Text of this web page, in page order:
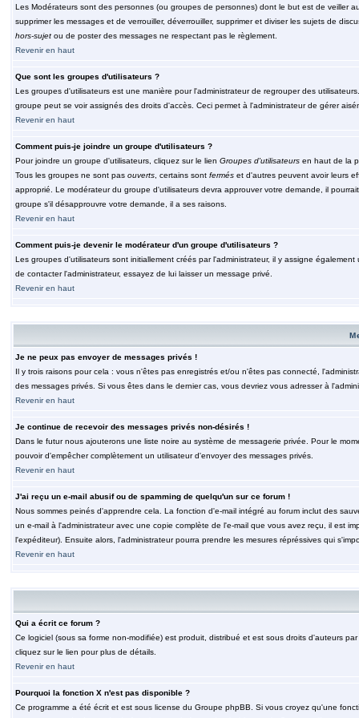
Les Modérateurs sont des personnes (ou groupes de personnes) dont le but est de veiller
supprimer les messages et de verrouiller, déverrouiller, supprimer et diviser les sujets de
hors-sujetou de poster des messages ne respectant pas le règlement.
Revenir en haut
Que sont les groupes d'utilisateurs ?
Les groupes d'utilisateurs est une manière pour l'administrateur de regrouper des
groupe peut se voir assignés des droits d'accès. Ceci permet à l'administrateur de gérer
Revenir en haut
Comment puis-je joindre un groupe d'utilisateurs ?
Pour joindre un groupe d'utilisateurs, cliquez sur le lien Groupes d'utilisateursen haut de la
Tous les groupes ne sont pas ouverts, certains sont ferméset d'autres peuvent avoir leurs
approprié. Le modérateur du groupe d'utilisateurs devra approuver votre demande, il
groupe s'il désapprouvre votre demande, il a ses raisons.
Revenir en haut
Comment puis-je devenir le modérateur d'un groupe d'utilisateurs ?
Les groupes d'utilisateurs sont initiallement créés par l'administrateur, il y assigne
de contacter l'administrateur, essayez de lui laisser un message privé.
Revenir en haut
Je ne peux pas envoyer de messages privés !
Il y trois raisons pour cela : vous n'êtes pas enregistrés et/ou n'êtes pas connecté,
des messages privés. Si vous êtes dans le dernier cas, vous devriez vous adresser à
Revenir en haut
Je continue de recevoir des messages privés non-désirés !
Dans le futur nous ajouterons une liste noire au système de messagerie privée. Pour le
pouvoir d'empêcher complètement un utilisateur d'envoyer des messages privés.
Revenir en haut
J'ai reçu un e-mail abusif ou de spamming de quelqu'un sur ce forum !
Nous sommes peinés d'apprendre cela. La fonction d'e-mail intégré au forum inclut des
un e-mail à l'administrateur avec une copie complète de l'e-mail que vous avez reçu, il est
l'expéditeur). Ensuite alors, l'administrateur pourra prendre les mesures répréssives qui
Revenir en haut
Qui a écrit ce forum ?
Ce logiciel (sous sa forme non-modifiée) est produit, distribué et est sous droits d'auteurs
cliquez sur le lien pour plus de détails.
Revenir en haut
Pourquoi la fonction X n'est pas disponible ?
Ce programme a été écrit et est sous license du Groupe phpBB. Si vous croyez qu'une